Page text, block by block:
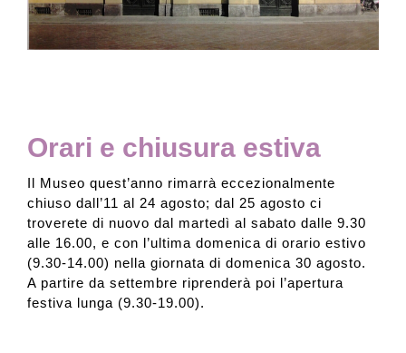
Collection
Donate
Search
Orari e chiusura estiva
Il Museo quest’anno rimarrà eccezionalmente
chiuso dall’11 al 24 agosto; dal 25 agosto ci
troverete di nuovo dal martedì al sabato dalle 9.30
alle 16.00, e con l’ultima domenica di orario estivo
(9.30-14.00) nella giornata di domenica 30 agosto.
A partire da settembre riprenderà poi l’apertura
festiva lunga (9.30-19.00).